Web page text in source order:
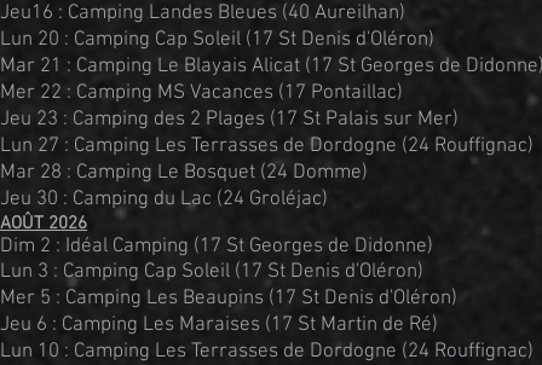
Jeu16 : Camping Landes Bleues (40 Aureilhan)
Lun 20 : Camping Cap Soleil (17 St Denis d'Oléron)
Mar 21 : Camping Le Blayais Alicat (17 St Georges de
Mer 22 : Camping MS Vacances (17 Pontaillac)
Jeu 23 : Camping des 2 Plages (17 St Palais sur Mer)
Lun 27 : Camping Les Terrasses de Dordogne (24 Rouffignac)
Mar 28 : Camping Le Bosquet (24 Domme)
Jeu 30 : Camping du Lac (24 Groléjac)
AOÛT 2026
Dim 2 : Idéal Camping (17 St Georges de Didonne)
Lun 3 : Camping Cap Soleil (17 St Denis d'Oléron)
Mer 5 : Camping Les Beaupins (17 St Denis d'Oléron)
Jeu 6 : Camping Les Maraises (17 St Martin de Ré)
Lun 10 : Camping Les Terrasses de Dordogne (24 Rouffignac)